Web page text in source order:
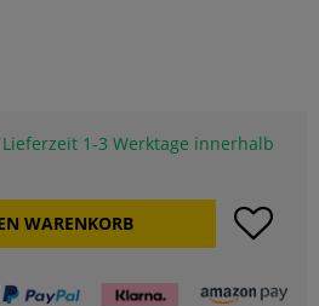
1-3 Werktage innerhalb
WARENKORB